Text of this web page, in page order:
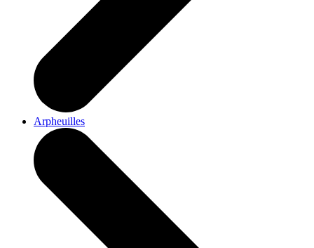
Arpheuilles